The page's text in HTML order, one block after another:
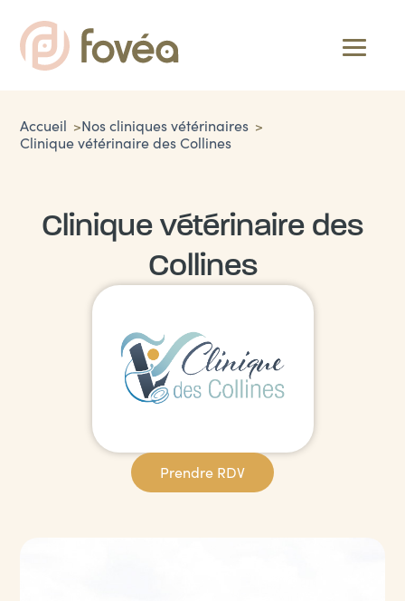
Accueil
Nos cliniques vétérinaires
Clinique vétérinaire des Collines
Clinique vétérinaire des
Collines
Prendre RDV